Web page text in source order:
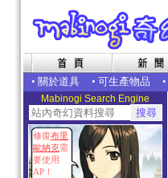
• 關於道具 • 可生產物品 •
Mabinogi Search Engine
修復布里
歐納克需
要使用
AP！